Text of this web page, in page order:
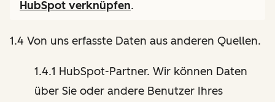
HubSpot verknüpfen.
1.4 Von uns erfasste Daten aus anderen Quellen.
1.4.1 HubSpot-Partner. Wir können Daten
über Sie oder andere Benutzer Ihres